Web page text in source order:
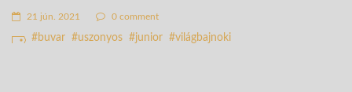
21 jún. 2021 0 comment
buvar uszonyos junior világbajnoki